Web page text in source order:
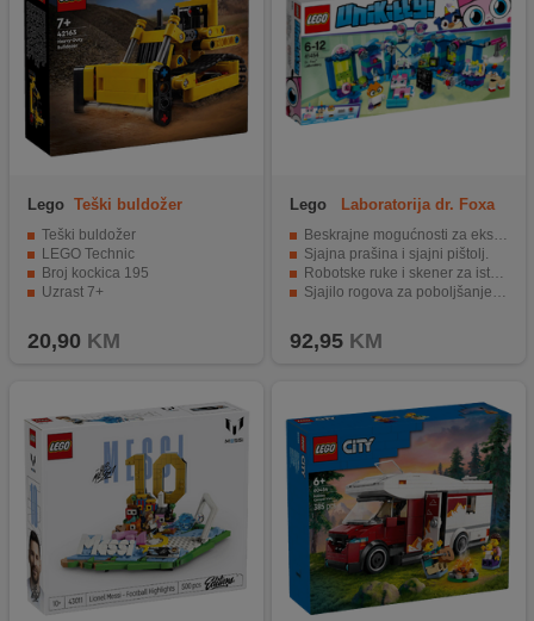
Lego Teški buldožer
Teški buldožer
LEGO Technic
Broj kockica 195
Uzrast 7+
20,90 KM
Lego Laboratorija dr. Foxa
Beskrajne mogućnosti za eksperimentiranje.
Sjajna prašina i sjajni pištolj.
Robotske ruke i skener za istraživanje.
Sjajilo rogova za poboljšanje izgleda.
92,95KM